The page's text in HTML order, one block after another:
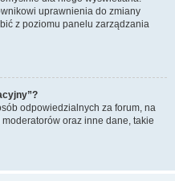
uprawnienia do zmiany
z poziomu panelu zarządzania
odpowiedzialnych za forum, na
oraz inne dane, takie